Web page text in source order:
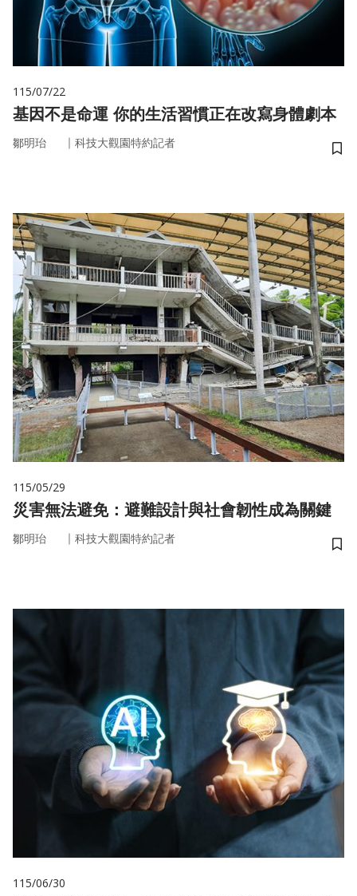
115/07/22
基因不是命運 你的生活習慣正在改寫身體劇本
鄒明珆 ｜ 科技大觀園特約記者
儲
115/05/29
災害無法避免：避難設計與社會韌性成為關鍵
鄒明珆 ｜ 科技大觀園特約記者
儲
115/06/30